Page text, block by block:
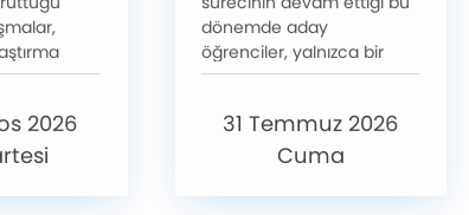
iş
küresel
daha ev
2026
Gelişim
Üniversitesi'nden
Learn2EARN Eğitim
Modeli
dönemde aday
öğrenciler, yalnızca bir
üniversite değil; aynı
sonrasında rekabet
avantajı sağlayacak
değerlendiriyor. İstanbul
31 Temmuz 2026
Cuma